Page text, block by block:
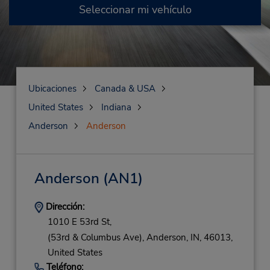
Seleccionar mi vehículo
Ubicaciones
Canada & USA
United States
Indiana
Anderson
Anderson
Anderson (AN1)
Dirección:
1010 E 53rd St,
(53rd & Columbus Ave), Anderson, IN, 46013,
United States
Teléfono: